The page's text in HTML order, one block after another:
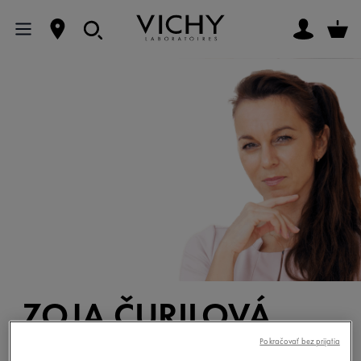
ZOJA ČURILOVÁ
Pokračovať bez prijatia